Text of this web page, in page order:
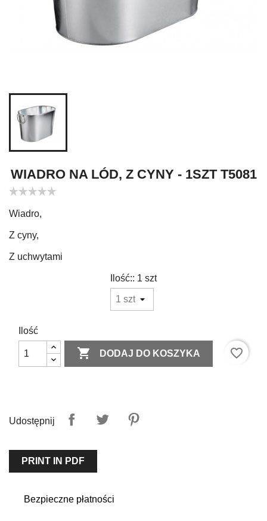
WIADRO NA LÓD, Z CYNY - 1SZT T5081
Wiadro,
Z cyny,
Z uchwytami
Ilość:: 1 szt
Ilość
 DODAJ DO KOSZYKA favorite_border
Udostępnij
PRINT IN PDF
Bezpieczne płatności